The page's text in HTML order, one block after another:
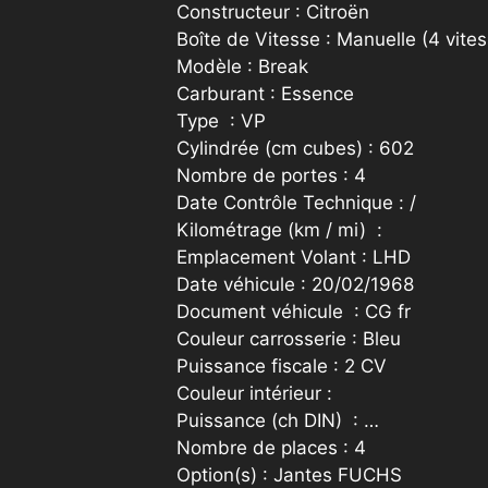
Constructeur : Citroën
Boîte de Vitesse : Manuelle (4
Modèle : Break
Carburant : Essence
Type : VP
Cylindrée (cm cubes) : 602
Nombre de portes : 4
Date Contrôle Technique : /
Kilométrage (km / mi) :
Emplacement Volant : LHD
Date véhicule : 20/02/1968
Document véhicule : CG fr
Couleur carrosserie : Bleu
Puissance fiscale : 2 CV
Couleur intérieur :
Puissance (ch DIN) : …
Nombre de places : 4
Option(s) : Jantes FUCHS